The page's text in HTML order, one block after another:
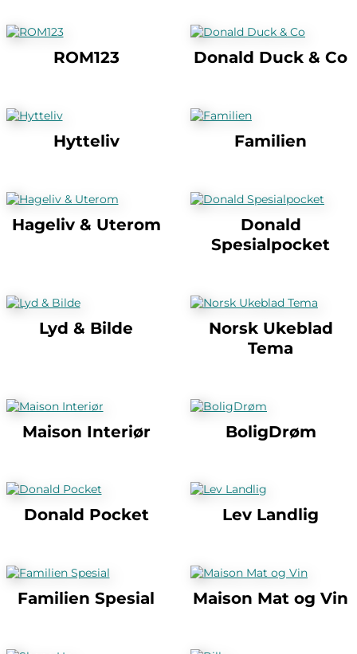
ROM123 Donald Duck & Co
Hytteliv Familien
Hageliv & Uterom
Donald
Spesialpocket
Lyd & Bilde
Norsk Ukeblad
Tema
Maison Interiør BoligDrøm
Donald Pocket Lev Landlig
Familien Spesial Maison Mat og Vin